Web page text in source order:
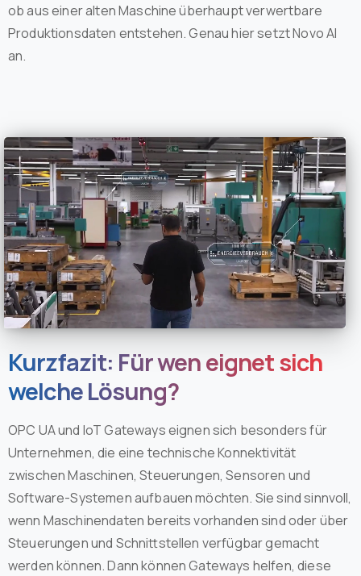
ob aus einer alten Maschine überhaupt verwertbare
Produktionsdaten entstehen. Genau hier setzt Novo AI
an.
Kurzfazit: Für wen eignet sich
welche Lösung?
OPC UA und IoT Gateways eignen sich besonders für
Unternehmen, die eine technische Konnektivität
zwischen Maschinen, Steuerungen, Sensoren und
Software-Systemen aufbauen möchten. Sie sind sinnvoll,
wenn Maschinendaten bereits vorhanden sind oder über
Steuerungen und Schnittstellen verfügbar gemacht
werden können. Dann können Gateways helfen, diese